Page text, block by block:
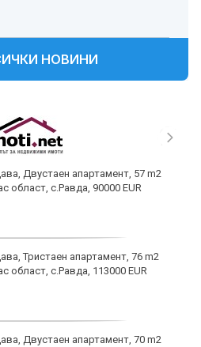
НОВИНИ
Двустаен апартамент, 57 m2
област, с.Равда, 90000 EUR
Тристаен апартамент, 76 m2
област, с.Равда, 113000 EUR
Двустаен апартамент, 70 m2